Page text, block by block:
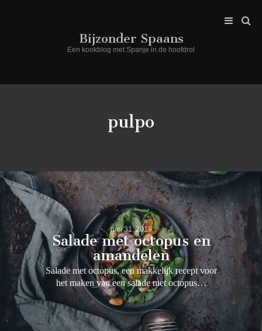
Bijzonder Spaans
Een kookblog met Spanje in de hoofdrol
pulpo
mei 31, 2019
Salade met octopus en
amandelen
Salade met octopus, een makkelijk recept voor
het maken van een salade met octopus…